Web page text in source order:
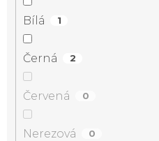
Bílá 1
Černá 2
Červená 0
Nerezová 0